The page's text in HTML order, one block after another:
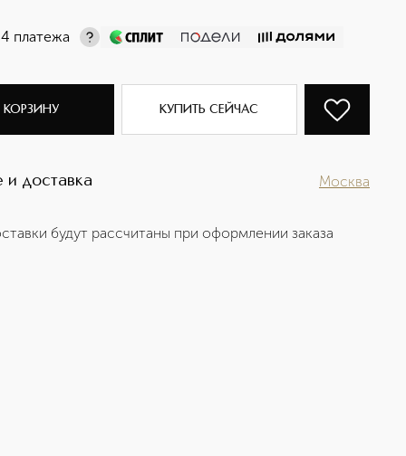
платежа
КОРЗИНУ КУПИТЬ СЕЙЧАС
и доставка Москва
будут рассчитаны при оформлении заказа